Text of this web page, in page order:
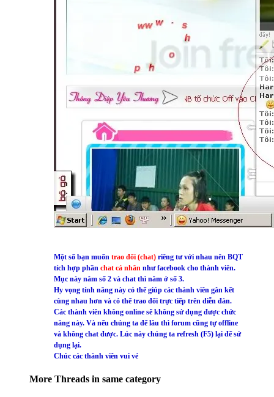
Một số bạn muốn trao đổi (chat) riêng tư với nhau nên BQT
tích hợp phần chat cá nhân như facebook cho thành viên.
Mục này nằm số 2 và chat thì nằm ở số 3.
Hy vọng tính năng này có thể giúp các thành viên gắn kết
cùng nhau hơn và có thể trao đổi trực tiếp trên diễn đàn.
Các thành viên không online sẽ không sử dụng được chức
năng này. Và nếu chúng ta để lâu thì forum cũng tự offline
và không chat được. Lúc này chúng ta refresh (F5) lại để sử
dụng lại.
Chúc các thành viên vui vẻ
More Threads in same category